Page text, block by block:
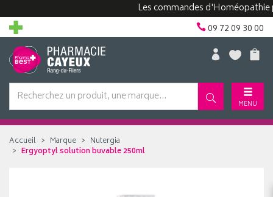
Les commandes d'Homéopathie
09 72 09 30 00
MENU
Accueil Marque
Nutergia
Ergyoptyl solution buvable 250ml